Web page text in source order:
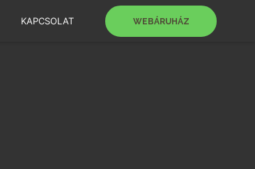
KAPCSOLAT WEBÁRUHÁZ